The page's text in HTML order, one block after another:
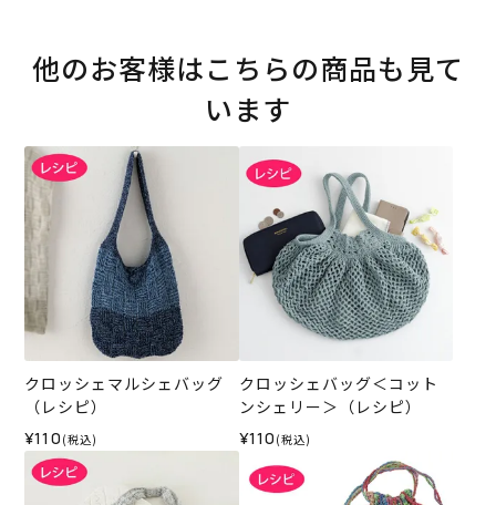
他のお客様はこちらの商品も見て
います
クロッシェマルシェバッグ
（レシピ）
¥110 (税込)
クロッシェバッグ＜コット
ンシェリー＞（レシピ）
¥110 (税込)